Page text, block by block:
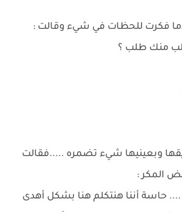
فكرت للحظات في شيء وقالت :
منك طلب ؟
وبعينيها شيء تضمره .....فقالت
المكر :
.... حاسة أننا هنتكلم هنا بشكل أهدى